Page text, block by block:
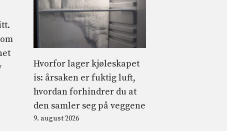
Hvorfor lager kjøleskapet
is: årsaken er fuktig luft,
hvordan forhindrer du at
den samler seg på veggene
9. august 2026